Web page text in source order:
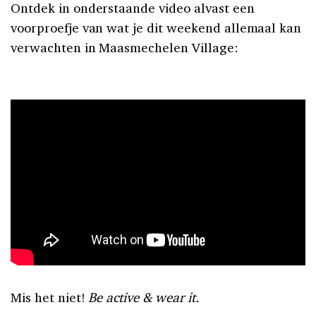
Ontdek in onderstaande video alvast een
voorproefje van wat je dit weekend allemaal kan
verwachten in Maasmechelen Village:
Mis het niet! Be active & wear it.